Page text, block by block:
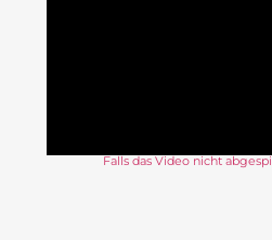
Falls das Video nicht